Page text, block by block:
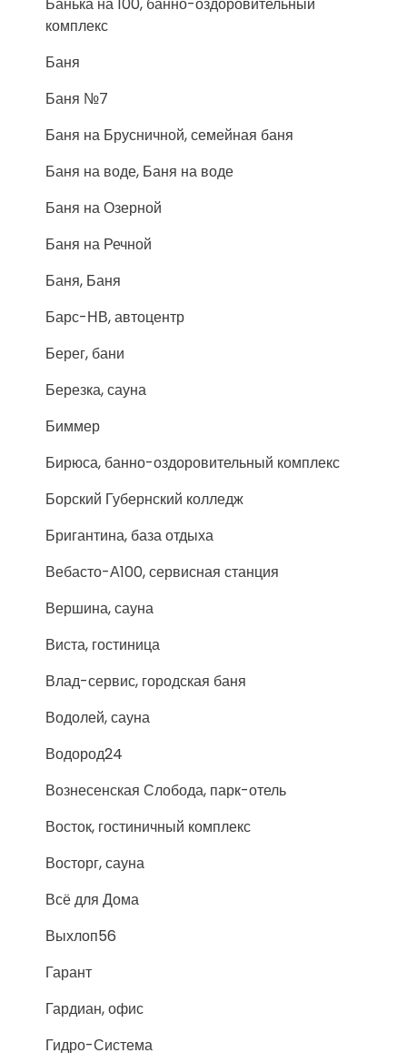
комплекс
Баня
Баня №7
Баня на Брусничной, семейная баня
Баня на воде, Баня на воде
Баня на Озерной
Баня на Речной
Баня, Баня
Барс-НВ, автоцентр
Берег, бани
Березка, сауна
Биммер
Бирюса, банно-оздоровительный комплекс
Борский Губернский колледж
Бригантина, база отдыха
Вебасто-А100, сервисная станция
Вершина, сауна
Виста, гостиница
Влад-сервис, городская баня
Водолей, сауна
Водород24
Вознесенская Слобода, парк-отель
Восток, гостиничный комплекс
Восторг, сауна
Всё для Дома
Выхлоп56
Гарант
Гардиан, офис
Гидро-Система